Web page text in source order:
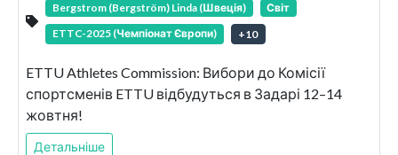
Bergstrom (Bergström) Linda (Швеція)
Світ
ETTC-2025 (Чемпіонат Європи)
+10
ETTU Athletes Commission: Вибори до Комісії
спортсменів ETTU відбудуться в Задарі 12–14
жовтня!
Детальніше